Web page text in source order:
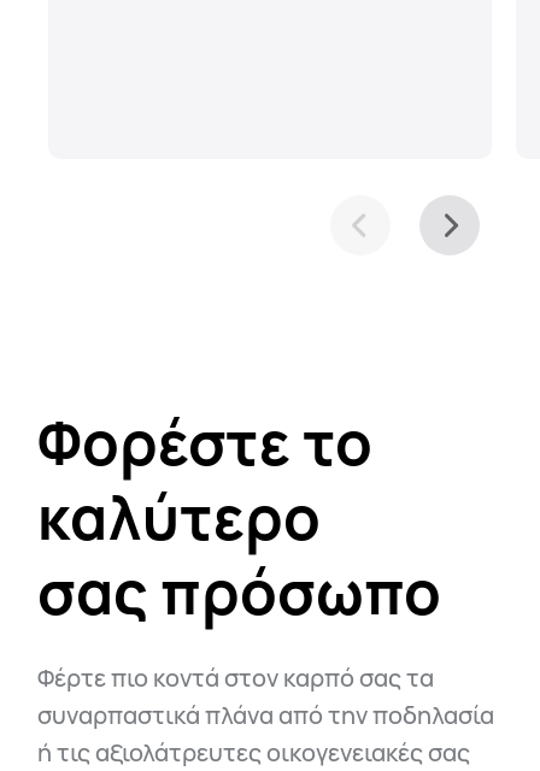
Φορέστε το
καλύτερο
σας πρόσωπο
Φέρτε πιο κοντά στον καρπό σας τα
συναρπαστικά πλάνα από την ποδηλασία
ή τις αξιολάτρευτες οικογενειακές σας